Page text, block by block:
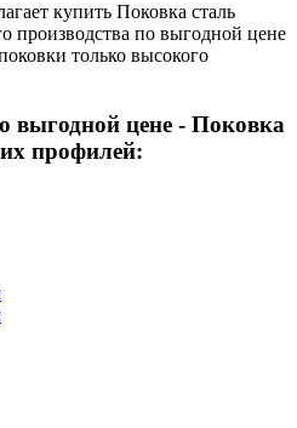
купить Поковка сталь
производства по выгодной цене
только высокого
выгодной цене - Поковка
профилей: